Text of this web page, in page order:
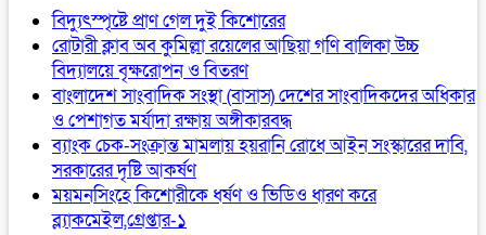
বিদ্যুৎস্পৃষ্টে প্রাণ গেল দুই কিশোরের
রোটারী ক্লাব অব কুমিল্লা রয়েলের আছিয়া গণি বালিকা উচ্চ
বিদ্যালয়ে বৃক্ষরোপন ও বিতরণ
বাংলাদেশ সাংবাদিক সংস্থা (বাসাস) দেশের সাংবাদিকদের অধিকার
ও পেশাগত মর্যাদা রক্ষায় অঙ্গীকারবদ্ধ
ব্যাংক চেক-সংক্রান্ত মামলায় হয়রানি রোধে আইন সংস্কারের দাবি,
সরকারের দৃষ্টি আকর্ষণ
ময়মনসিংহে কিশোরীকে ধর্ষণ ও ভিডিও ধারণ করে
ব্ল্যাকমেইল,গ্রেপ্তার-১